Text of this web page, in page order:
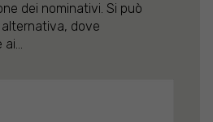
dei nominativi. Si può
dove